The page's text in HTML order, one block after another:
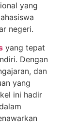
yang
negeri.
yang tepat
Dengan
dan
yang
ini hadir